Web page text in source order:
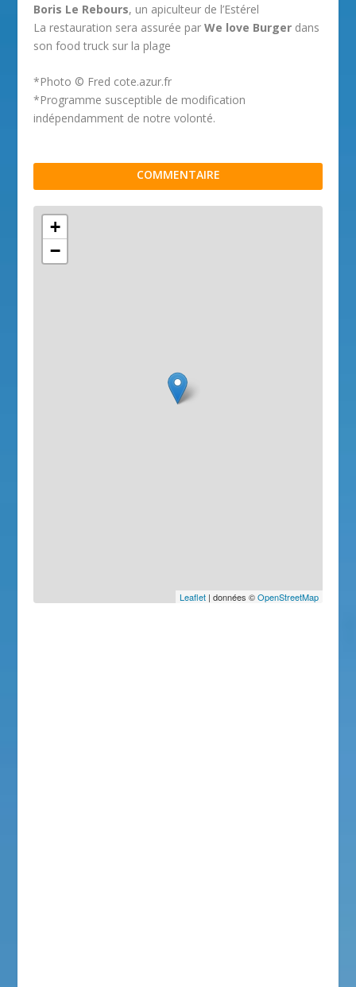
Boris Le Rebours, un apiculteur de l’Estérel
La restauration sera assurée parWe love Burger dans
son food truck sur la plage
*Photo © Fred cote.azur.fr
*Programme susceptible de modification
indépendamment de notre volonté.
COMMENTAIRE
+
−
Leaflet| données ©OpenStreetMap